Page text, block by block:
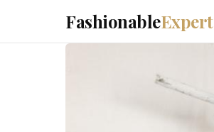
FashionableExpert